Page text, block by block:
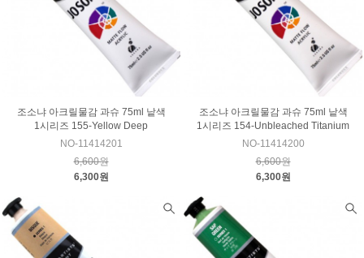
조소냐 아크릴물감 과슈 75ml 낱색
1시리즈 155-Yellow Deep
NO-11414201
6,600원
6,300원
조소냐 아크릴물감 과슈 75ml 낱색
1시리즈 154-Unbleached Titanium
NO-11414200
6,600원
6,300원